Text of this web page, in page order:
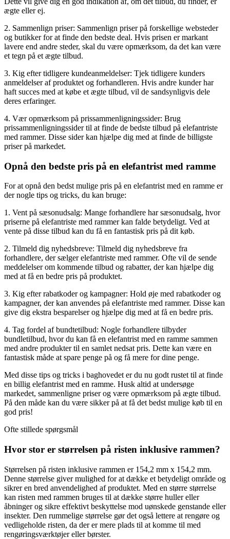
ægte eller ej.
2. Sammenlign priser: Sammenlign priser på forskellige websteder
og butikker for at finde den bedste deal. Hvis prisen er markant
lavere end andre steder, skal du være opmærksom, da det kan være
et tegn på et ægte tilbud.
3. Kig efter tidligere kundeanmeldelser: Tjek tidligere kunders
anmeldelser af produktet og forhandleren. Hvis andre kunder har
haft succes med at købe et ægte tilbud, vil de sandsynligvis dele
deres erfaringer.
4. Vær opmærksom på prissammenligningssider: Brug
prissammenligningssider til at finde de bedste tilbud på elefantriste
med rammer. Disse sider kan hjælpe dig med at finde de billigste
priser på markedet.
Opnå den bedste pris på en elefantrist med ramme
For at opnå den bedst mulige pris på en elefantrist med en ramme er
der nogle tips og tricks, du kan bruge:
1. Vent på sæsonudsalg: Mange forhandlere har sæsonudsalg, hvor
priserne på elefantriste med rammer kan falde betydeligt. Ved at
vente på disse tilbud kan du få en fantastisk pris på dit køb.
2. Tilmeld dig nyhedsbreve: Tilmeld dig nyhedsbreve fra
forhandlere, der sælger elefantriste med rammer. Ofte vil de sende
meddelelser om kommende tilbud og rabatter, der kan hjælpe dig
med at få en bedre pris på produktet.
3. Kig efter rabatkoder og kampagner: Hold øje med rabatkoder og
kampagner, der kan anvendes på elefantriste med rammer. Disse kan
give dig ekstra besparelser og hjælpe dig med at få en bedre pris.
4. Tag fordel af bundtetilbud: Nogle forhandlere tilbyder
bundletilbud, hvor du kan få en elefantrist med en ramme sammen
med andre produkter til en samlet nedsat pris. Dette kan være en
fantastisk måde at spare penge på og få mere for dine penge.
Med disse tips og tricks i baghovedet er du nu godt rustet til at finde
en billig elefantrist med en ramme. Husk altid at undersøge
markedet, sammenligne priser og være opmærksom på ægte tilbud.
På den måde kan du være sikker på at få det bedst mulige køb til en
god pris!
Ofte stillede spørgsmål
Hvor stor er størrelsen på risten inklusive rammen?
Størrelsen på risten inklusive rammen er 154,2 mm x 154,2 mm.
Denne størrelse giver mulighed for at dække et betydeligt område og
sikrer en bred anvendelighed af produktet. Med en større størrelse
kan risten med rammen bruges til at dække større huller eller
åbninger og sikre effektivt beskyttelse mod uønskede genstande eller
insekter. Den rummelige størrelse gør det også lettere at rengøre og
vedligeholde risten, da der er mere plads til at komme til med
rengøringsværktøjer eller børster.